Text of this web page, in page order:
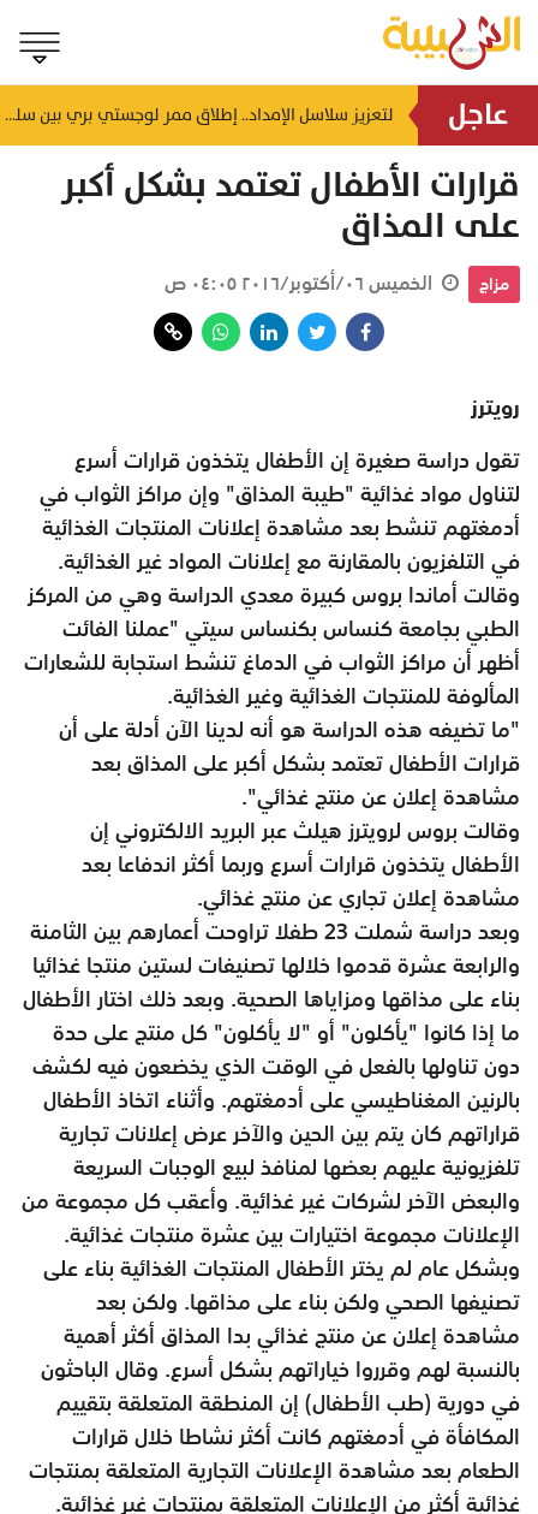
عاجل منذ ساعتين لتعزيز سلاسل الإمداد.. إطلاق ممر لوجستي بري بين سلطنة عُمان والمملكة العربية السعودية
قرارات الأطفال تعتمد بشكل أكبر
على المذاق
مزاج الخميس ٠٦/أكتوبر/٢٠١٦ ٠٤:٠٥ ص
رويترز
تقول دراسة صغيرة إن الأطفال يتخذون قرارات أسرع
لتناول مواد غذائية "طيبة المذاق" وإن مراكز الثواب في
أدمغتهم تنشط بعد مشاهدة إعلانات المنتجات الغذائية
في التلفزيون بالمقارنة مع إعلانات المواد غير الغذائية.
وقالت أماندا بروس كبيرة معدي الدراسة وهي من المركز
الطبي بجامعة كنساس بكنساس سيتي "عملنا الفائت
أظهر أن مراكز الثواب في الدماغ تنشط استجابة للشعارات
المألوفة للمنتجات الغذائية وغير الغذائية.
"ما تضيفه هذه الدراسة هو أنه لدينا الآن أدلة على أن
قرارات الأطفال تعتمد بشكل أكبر على المذاق بعد
مشاهدة إعلان عن منتج غذائي".
وقالت بروس لرويترز هيلث عبر البريد الالكتروني إن
الأطفال يتخذون قرارات أسرع وربما أكثر اندفاعا بعد
مشاهدة إعلان تجاري عن منتج غذائي.
وبعد دراسة شملت 23 طفلا تراوحت أعمارهم بين الثامنة
والرابعة عشرة قدموا خلالها تصنيفات لستين منتجا غذائيا
بناء على مذاقها ومزاياها الصحية. وبعد ذلك اختار الأطفال
ما إذا كانوا "يأكلون" أو "لا يأكلون" كل منتج على حدة
دون تناولها بالفعل في الوقت الذي يخضعون فيه لكشف
بالرنين المغناطيسي على أدمغتهم. وأثناء اتخاذ الأطفال
قراراتهم كان يتم بين الحين والآخر عرض إعلانات تجارية
تلفزيونية عليهم بعضها لمنافذ لبيع الوجبات السريعة
والبعض الآخر لشركات غير غذائية. وأعقب كل مجموعة من
الإعلانات مجموعة اختيارات بين عشرة منتجات غذائية.
وبشكل عام لم يختر الأطفال المنتجات الغذائية بناء على
تصنيفها الصحي ولكن بناء على مذاقها. ولكن بعد
مشاهدة إعلان عن منتج غذائي بدا المذاق أكثر أهمية
بالنسبة لهم وقرروا خياراتهم بشكل أسرع. وقال الباحثون
في دورية (طب الأطفال) إن المنطقة المتعلقة بتقييم
المكافأة في أدمغتهم كانت أكثر نشاطا خلال قرارات
الطعام بعد مشاهدة الإعلانات التجارية المتعلقة بمنتجات
غذائية أكثر من الإعلانات المتعلقة بمنتجات غير غذائية.